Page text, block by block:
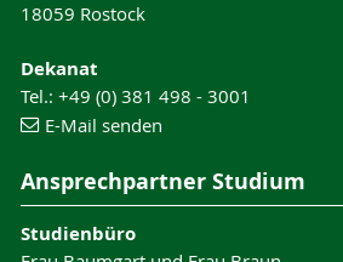
18059 Rostock
Dekanat
Tel.: +49 (0) 381 498 - 3001
E-Mail senden
Ansprechpartner Studium
Studienbüro